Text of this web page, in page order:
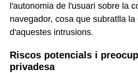
l'autonomia de l'usuari sobre la
navegador, cosa que subratlla
d'aquestes intrusions.
Riscos potencials i
privadesa